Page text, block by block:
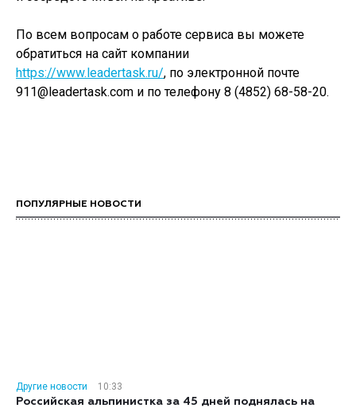
По всем вопросам о работе сервиса вы можете
обратиться на сайт компании
https://www.leadertask.ru/, по электронной почте
911@leadertask.com и по телефону 8 (4852) 68-58-20.
ПОПУЛЯРНЫЕ НОВОСТИ
Другие новости
10:33
Российская альпинистка за 45 дней поднялась на